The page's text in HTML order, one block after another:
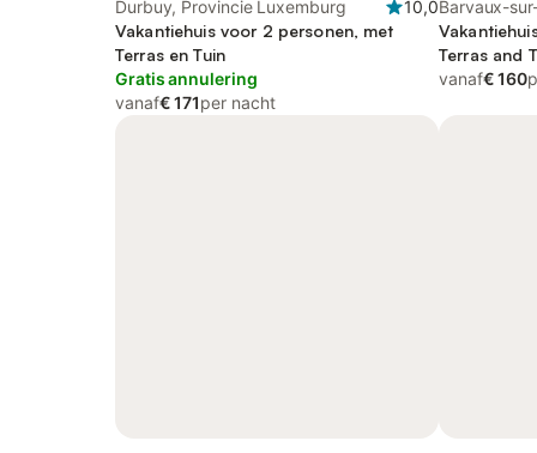
Durbuy, Provincie Luxemburg
10,0
Vakantiehuis voor 2 personen, met
Terras en Tuin
Gratis annulering
vanaf€ 171per nacht
Barvaux-
Terras and
vanaf€ 160